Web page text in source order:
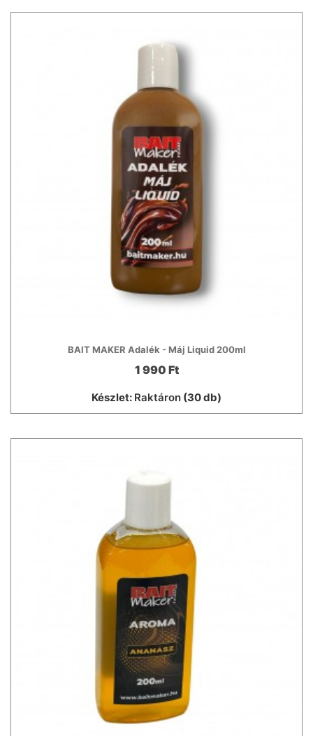
BAIT MAKER Adalék - Máj Liquid 200ml
1 990 Ft
Készlet: Raktáron (30 db)